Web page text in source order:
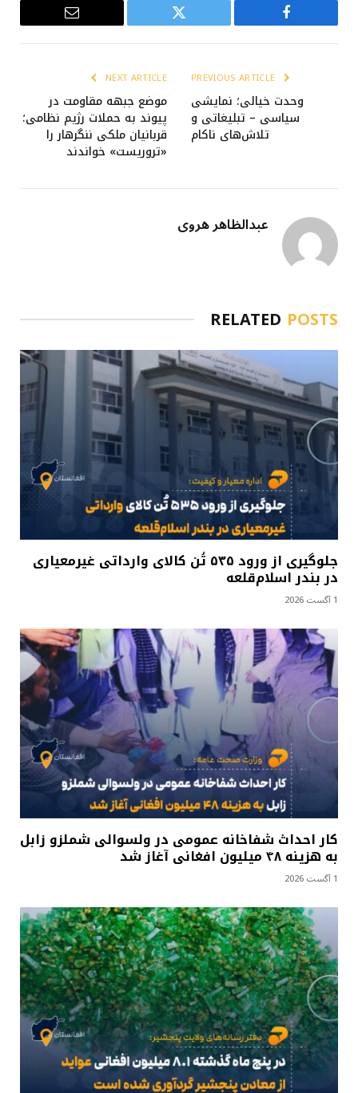
Facebook
Twitter
Email
وحدت خیالی؛ نمایشی
سیاسی – تبلیغاتی و
تلاش‎‌های ناکام
NEXT ARTICLE
موضع جبهه مقاومت در
پیوند به حملات رژیم نظامی؛
قربانیان ملکی ننگرهار را
«تروریست» خواندند
عبدالظاهر هروی
RELATED POSTS
جلوگیری از ورود ۵۳۵ تُن کالای وارداتی غیرمعیاری
در بندر اسلام‌قلعه
1 آگست 2026
کار احداث شفاخانه عمومی در ولسوالی شملزو زابل
به هزینه ۴۸ میلیون افغانی آغاز شد
1 آگست 2026